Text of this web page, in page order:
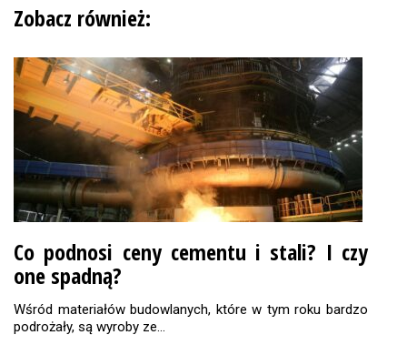
Zobacz również:
Co podnosi ceny cementu i stali? I czy
one spadną?
Wśród materiałów budowlanych, które w tym roku bardzo
podrożały, są wyroby ze…